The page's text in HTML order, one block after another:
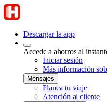
Descargar la app
Accede a ahorros al
Iniciar sesión
Más información
Mensajes
Planea tu viaje
Atención al cliente